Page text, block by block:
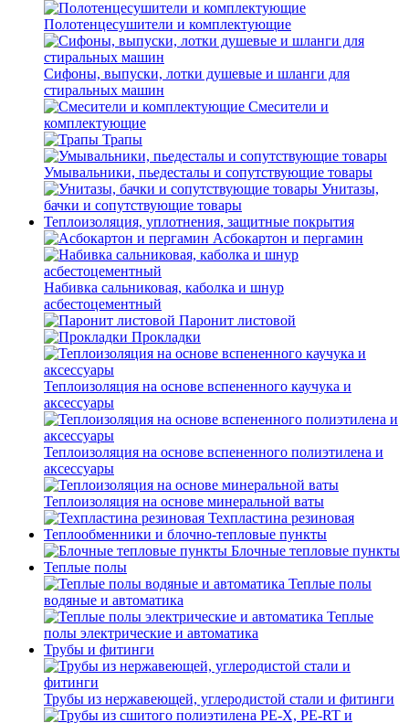
Полотенцесушители и комплектующие
Сифоны, выпуски, лотки душевые и шланги для
стиральных машин
Смесители и
комплектующие
Трапы
Умывальники, пьедесталы и сопутствующие товары
Унитазы,
бачки и сопутствующие товары
Теплоизоляция, уплотнения, защитные покрытия
Асбокартон и пергамин
Набивка сальниковая, каболка и шнур
асбестоцементный
Паронит листовой
Прокладки
Теплоизоляция на основе вспененного каучука и
аксессуары
Теплоизоляция на основе вспененного полиэтилена и
аксессуары
Теплоизоляция на основе минеральной ваты
Техпластина резиновая
Теплообменники и блочно-тепловые пункты
Блочные тепловые пункты
Теплые полы
Теплые полы
водяные и автоматика
Теплые
полы электрические и автоматика
Трубы и фитинги
Трубы из нержавеющей, углеродистой стали и фитинги